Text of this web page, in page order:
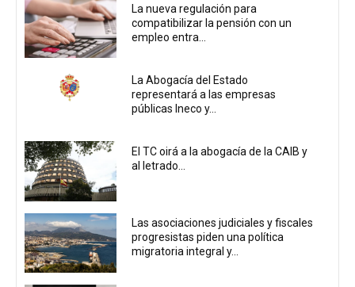
La nueva regulación para
compatibilizar la pensión con un
empleo entra...
La Abogacía del Estado
representará a las empresas
públicas Ineco y...
El TC oirá a la abogacía de la CAIB y
al letrado...
Las asociaciones judiciales y fiscales
progresistas piden una política
migratoria integral y...